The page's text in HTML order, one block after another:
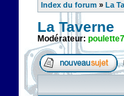
Index du forum » La
La Taverne
Modérateur: